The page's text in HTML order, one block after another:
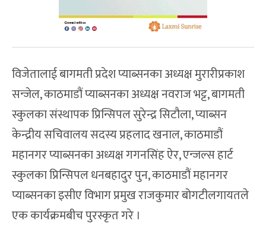
विजेतालाई बागमती प्रदेश प्याब्सनका अध्यक्ष मुरारीप्रकाश
सन्जेल, काठमाडौं प्याब्सनका अध्यक्ष नवराज भट्ट, बागमती
स्कुलका संस्थापक प्रिन्सिपल सुरेन्द्र सिटौला, प्याब्सन
केन्द्रीय सचिवालय सदस्य प्रहलाद खनाल, काठमाडौं
महानगर प्याब्सनका अध्यक्ष गगनसिंह ऐर, एन्जल्स हार्ट
स्कुलका प्रिन्सिपल धनबहादुर पुन, काठमाडौं महानगर
प्याब्सनका इसीए विभाग प्रमुख राजकुमार बोगटीलगायतले
एक कार्यक्रमबीच पुरस्कृत गरे ।